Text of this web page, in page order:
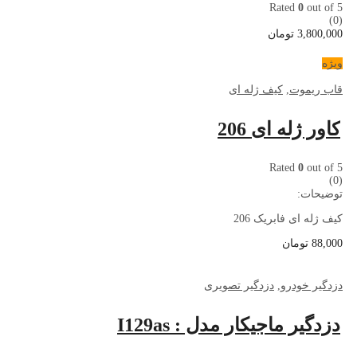
Rated 0 out of 5
(0)
3,800,000 تومان
ویژه
قاب ریموت کیف ژله ای
کاور ژله ای 206
Rated 0 out of 5
(0)
توضیحات:
کیف ژله ای فابریک 206
88,000 تومان
دزدگیر خودرو دزدگیر تصویری
دزدگیر ماجیکار مدل : I129as